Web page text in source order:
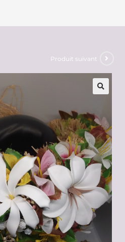
Produit suivant